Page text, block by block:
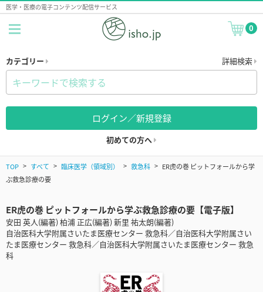
医学・医療の電子コンテンツ配信サービス
0
カテゴリー 詳細検索
ログイン／新規登録
初めての方へ
TOP すべて 臨床医学（領域別） 救急科
ER虎の巻 ピットフォールから学
ぶ救急診療の要
ER虎の巻 ピットフォールから学ぶ救急診療の要【電子版】
安田 英人(編著) 柏浦 正広(編著) 新里 祐太朗(編著)
自治医科大学附属さいたま医療センター 救急科／自治医科大学附属さい
たま医療センター 救急科／自治医科大学附属さいたま医療センター 救急
科